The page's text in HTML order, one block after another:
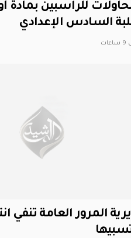
للراسبين بمادة
السادس الإعدادي
المرور العامة تنفي